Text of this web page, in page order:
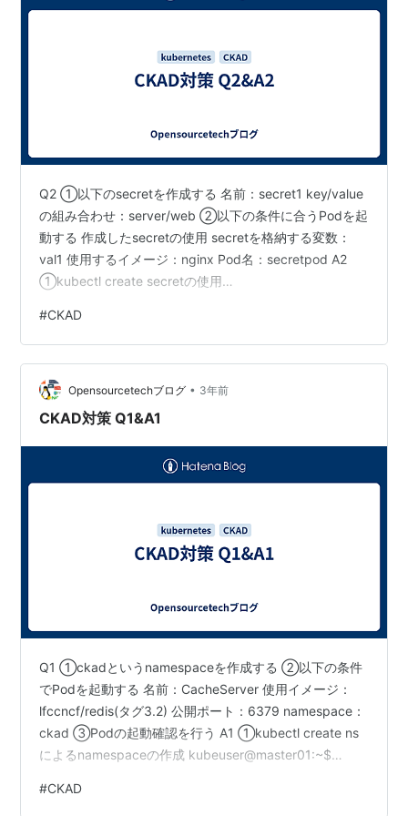
Q2 ①以下のsecretを作成する 名前：secret1 key/value
の組み合わせ：server/web ②以下の条件に合うPodを起
動する 作成したsecretの使用 secretを格納する変数：
val1 使用するイメージ：nginx Pod名：secretpod A2
①kubectl create secretの使用
secret1 --from-literal=server=web secret/secret1
created kubeuser@master01:~$ kube…
#CKAD
Opensourcetechブログ • 3年前
CKAD対策 Q1&A1
Q1 ①ckadというnamespaceを作成する ②以下の条件
でPodを起動する 名前：CacheServer 使用イメージ：
lfccncf/redis(タグ3.2) 公開ポート：6379 namespace：
ckad ③Podの起動確認を行う A1 ①kubectl create ns
によるnamespaceの作成 kubeuser@master01:~$
cadvisor Active 237d default Active 296d ingress-
#CKAD